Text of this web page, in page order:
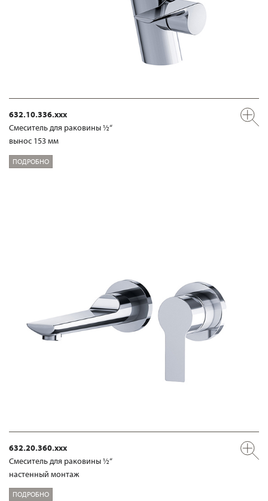
632.10.336.xxx
Смеситель для раковины ½“
вынос 153 мм
ПОДРОБНО
632.20.360.xxx
Смеситель для раковины ½“
настенный монтаж
ПОДРОБНО